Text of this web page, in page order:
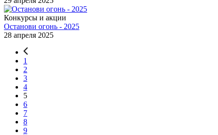
Конкурсы и акции
Останови огонь - 2025
28 апреля 2025
1
2
3
4
5
6
7
8
9